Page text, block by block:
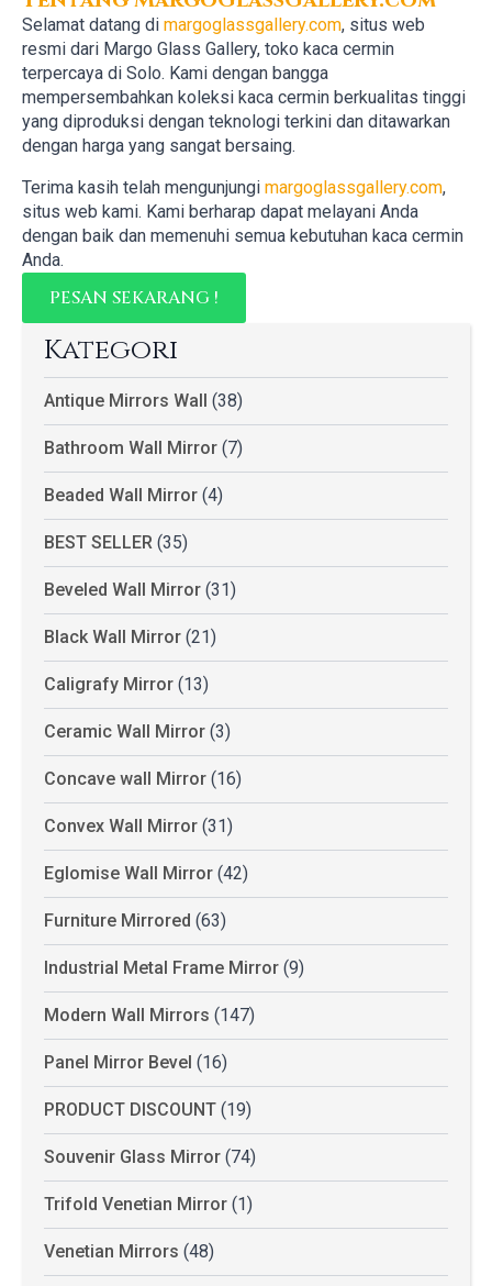
Kategori
Antique Mirrors Wall (38)
Bathroom Wall Mirror (7)
Beaded Wall Mirror (4)
BEST SELLER (35)
Beveled Wall Mirror (31)
Black Wall Mirror (21)
Caligrafy Mirror (13)
Ceramic Wall Mirror (3)
Concave wall Mirror (16)
Convex Wall Mirror (31)
Eglomise Wall Mirror (42)
Furniture Mirrored (63)
Industrial Metal Frame Mirror (9)
Modern Wall Mirrors (147)
Panel Mirror Bevel (16)
PRODUCT DISCOUNT (19)
Souvenir Glass Mirror (74)
Trifold Venetian Mirror (1)
Venetian Mirrors (48)
Selamat datang di margoglassgallery.com, situs web
resmi dari Margo Glass Gallery, toko kaca cermin
terpercaya di Solo. Kami dengan bangga
mempersembahkan koleksi kaca cermin berkualitas tinggi
yang diproduksi dengan teknologi terkini dan ditawarkan
dengan harga yang sangat bersaing.
Terima kasih telah mengunjungi margoglassgallery.com,
situs web kami. Kami berharap dapat melayani Anda
dengan baik dan memenuhi semua kebutuhan kaca cermin
Anda.
PESAN SEKARANG !